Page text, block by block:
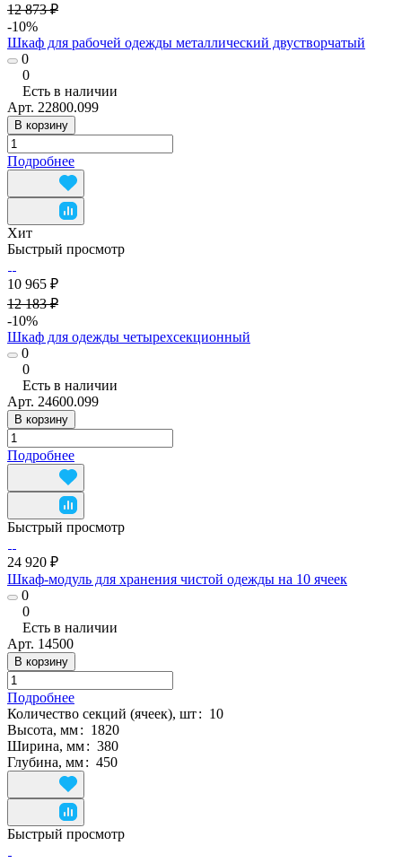
12 873 ₽
-10%
Шкаф для рабочей одежды металлический двустворчатый
0
0
Есть в наличии
Арт. 22800.099
В корзину
Подробнее
Хит
Быстрый просмотр
10 965 ₽
12 183 ₽
-10%
Шкаф для одежды четырехсекционный
0
0
Есть в наличии
Арт. 24600.099
В корзину
Подробнее
Быстрый просмотр
24 920 ₽
Шкаф-модуль для хранения чистой одежды на 10 ячеек
0
0
Есть в наличии
Арт. 14500
В корзину
Подробнее
Количество секций (ячеек), шт: 10
Высота, мм: 1820
Ширина, мм: 380
Глубина, мм: 450
Быстрый просмотр